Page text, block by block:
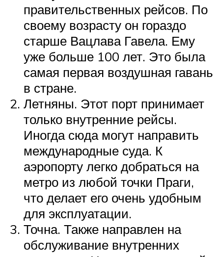
правительственных рейсов. По
своему возрасту он гораздо
старше Вацлава Гавела. Ему
уже больше 100 лет. Это была
самая первая воздушная гавань
в стране.
Летняны. Этот порт принимает
только внутренние рейсы.
Иногда сюда могут направить
международные суда. К
аэропорту легко добраться на
метро из любой точки Праги,
что делает его очень удобным
для эксплуатации.
Точна. Также направлен на
обслуживание внутренних